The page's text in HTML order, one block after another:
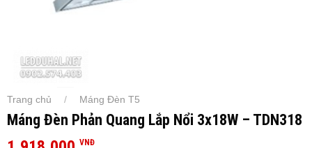
Trang chủ / Máng Đèn T5
Máng Đèn Phản Quang Lắp Nổi 3x18W – TDN318
VNĐ